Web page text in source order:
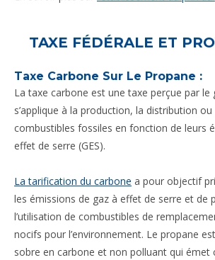
TAXE FÉDÉRALE ET
Taxe Carbone Sur Le Propane :
La taxe carbone est une taxe perçue par
s’applique à la production, la distribution ou
combustibles fossiles en fonction de leurs
effet de serre (GES).
La tarification du carbone a pour objectif
les émissions de gaz à effet de serre et de
l’utilisation de combustibles de
nocifs pour l’environnement. Le propane
sobre en carbone et non polluant qui émet